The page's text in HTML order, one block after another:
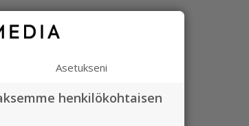
Asetukseni
henkilökohtaisen